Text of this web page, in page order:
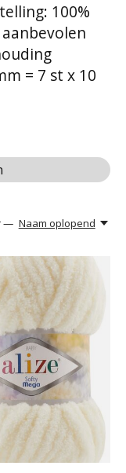
100%
= 7 st x 10
— Naam oplopend